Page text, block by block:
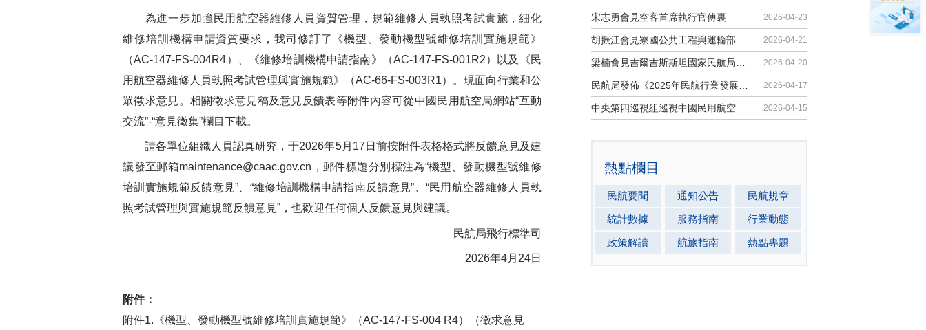
宋志勇會見空客首席執行官傅裏 2026-04-23
2026-04-21
2026-04-20
2026-04-17
2026-04-15
熱點欄目
民航要聞 通知公告
民航規章
統計數據
服務指南
行業動態
政策解讀
航旅指南 熱點專題
為進一步加強民用航空器維修人員資質管理，規範維修人員執照考試實施，細化
維修培訓機構申請資質要求，我司修訂了《機型、發動機型號維修培訓實施規範》
（AC-147-FS-004R4）、《維修培訓機構申請指南》（AC-147-FS-001R2）以及《民
用航空器維修人員執照考試管理與實施規範》（AC-66-FS-003R1）。現面向行業和公
眾徵求意見。相關徵求意見稿及意見反饋表等附件內容可從中國民用航空局網站“互動
交流”-“意見徵集”欄目下載。
請各單位組織人員認真研究，于2026年5月17日前按附件表格格式將反饋意見及建
議發至郵箱maintenance@caac.gov.cn，郵件標題分別標注為“機型、發動機型號維修
培訓實施規範反饋意見”、“維修培訓機構申請指南反饋意見”、“民用航空器維修人員執
照考試管理與實施規範反饋意見”，也歡迎任何個人反饋意見與建議。
民航局飛行標準司
2026年4月24日
附件：
附件1.《機型、發動機型號維修培訓實施規範》（AC-147-FS-004 R4）（徵求意見